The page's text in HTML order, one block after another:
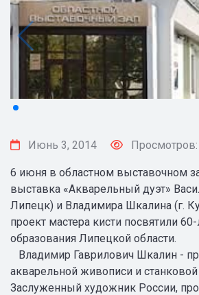
Июнь 3, 2014
6 июня в областном выставочном
выставка «Акварельный дуэт»
Липецк) и Владимира Шкалина (г.
проект мастера кисти посвятили
образования Липецкой области.
Владимир Гаврилович Шкалин -
акварельной живописи и
Заслуженный художник России,